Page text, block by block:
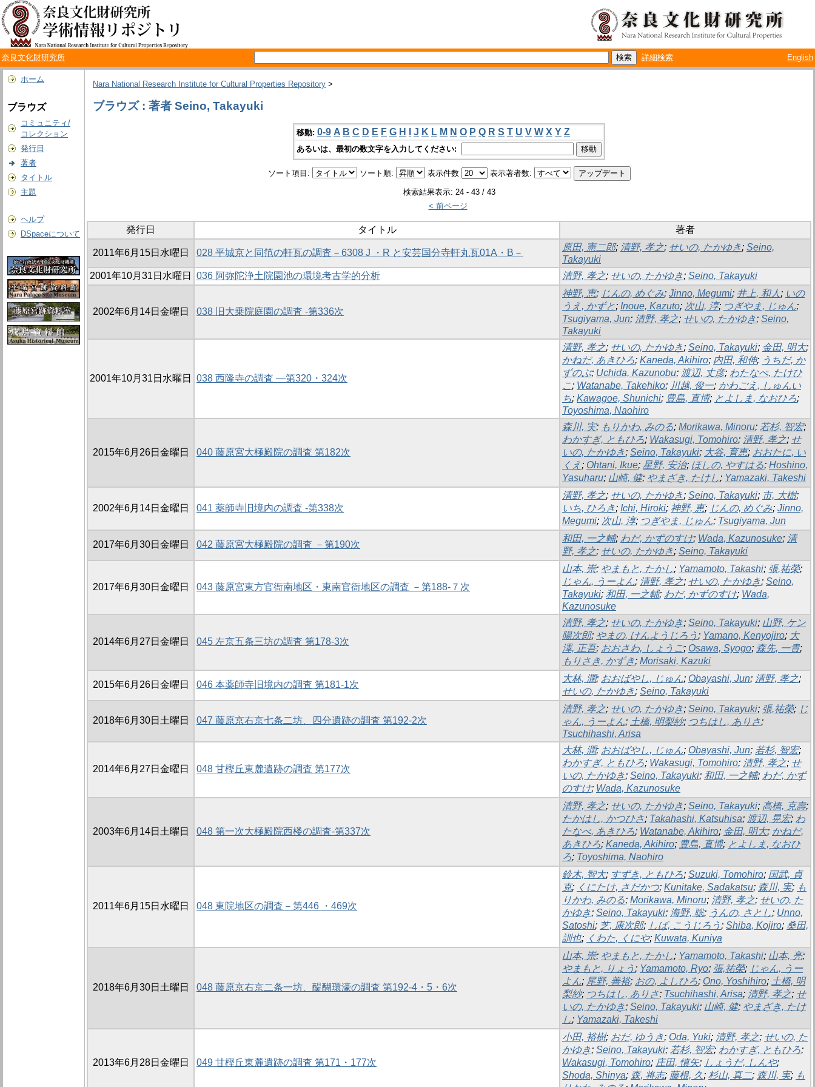
奈良文化財研究所 詳細検索 English
ホーム
ブラウズ
コミュニティ/
コレクション
発行日
著者
タイトル
主題
ヘルプ
DSpaceについて
Nara National Research Institute for Cultural Properties Repository >
ブラウズ : 著者 Seino, Takayuki
移動: 0-9 A B C D E F G H J K L M N O P Q R S T U V W X Y Z
あるいは、最初の数文字を入力してください:
ソート項目: ソート順: 表示件数 表示著者数:
検索結果表示: 24 - 43 / 43
< 前ページ
発行日 タイトル 著者
2011年6月15日水曜日 028 平城京と同笵の軒瓦の調査－6308 J ・R と安芸国分寺軒丸瓦01A・B－
原田, 憲二郎; 清野, 孝之; せいの, たかゆき; Seino,
Takayuki
2001年10月31日水曜日
036 阿弥陀浄土院園池の環境考古学的分析 清野, 孝之; せいの, たかゆき; Seino, Takayuki
2002年6月14日金曜日 038 旧大乗院庭園の調査 -第336次
神野, 恵; じんの, めぐみ; Jinno, Megumi; 井上, 和人 ; いの
うえ, かずと; Inoue, Kazuto; 次山, 淳; つぎやま, じゅん;
Tsugiyama, Jun; 清野, 孝之; せいの, たかゆき; Seino,
Takayuki
2001年10月31日水曜日 038 西隆寺の調査 ―第320・324次
清野, 孝之; せいの, たかゆき; Seino, Takayuki; 金田, 明大;
かねだ, あきひろ; Kaneda, Akihiro; 内田, 和伸; うちだ, か
ずのぶ; Uchida, Kazunobu; 渡辺, 丈彦; わたなべ, たけひ
こ; Watanabe, Takehiko; 川越, 俊一; かわごえ, しゅんい
ち; Kawagoe, Shunichi; 豊島, 直博; とよしま, なおひろ;
Toyoshima, Naohiro
2015年6月26日金曜日 040 藤原宮大極殿院の調査 第182次
森川, 実; もりかわ, みのる; Morikawa, Minoru; 若杉, 智宏;
わかすぎ, ともひろ; Wakasugi, Tomohiro; 清野, 孝之; せ
いの, たかゆき; Seino, Takayuki; 大谷, 育恵; おおたに, い
くえ; Ohtani, Ikue; 星野, 安治; ほしの, やすはる; Hoshino,
Yasuharu; 山崎, 健; やまざき, たけし; Yamazaki, Takeshi
2002年6月14日金曜日 041 薬師寺旧境内の調査 -第338次
清野, 孝之; せいの, たかゆき; Seino, Takayuki; 市, 大樹;
いち, ひろき; Ichi, Hiroki; 神野, 恵; じんの, めぐみ; Jinno,
Megumi; 次山, 淳; つぎやま, じゅん; Tsugiyama, Jun
2017年6月30日金曜日 042 藤原宮大極殿院の調査 －第190次
和田, 一之輔; わだ, かずのすけ; Wada, Kazunosuke; 清
野, 孝之; せいの, たかゆき; Seino, Takayuki
2017年6月30日金曜日 043 藤原宮東方官衙南地区・東南官衙地区の調査 －第188-７次
山本, 崇; やまもと, たかし; Yamamoto, Takashi; 張,祐榮;
じゃん, うーよん; 清野, 孝之; せいの, たかゆき; Seino,
Takayuki; 和田, 一之輔; わだ, かずのすけ; Wada,
Kazunosuke
2014年6月27日金曜日 045 左京五条三坊の調査 第178-3次
清野, 孝之; せいの, たかゆき; Seino, Takayuki; 山野, ケン
陽次郎; やまの, けんようじろう ; Yamano, Kenyojiro; 大
澤, 正吾; おおさわ, しょうご; Osawa, Syogo; 森先, 一貴;
もりさき, かずき; Morisaki, Kazuki
2015年6月26日金曜日 046 本薬師寺旧境内の調査 第181-1次
大林, 潤; おおばやし, じゅん; Obayashi, Jun; 清野, 孝之;
せいの, たかゆき; Seino, Takayuki
2018年6月30日土曜日 047 藤原京右京七条二坊、四分遺跡の調査 第192-2次
清野, 孝之; せいの, たかゆき; Seino, Takayuki; 張,祐榮; じ
ゃん, うーよん; 土橋, 明梨紗; つちはし, ありさ;
Tsuchihashi, Arisa
2014年6月27日金曜日 048 甘樫丘東麓遺跡の調査 第177次
大林, 潤; おおばやし, じゅん; Obayashi, Jun; 若杉, 智宏;
わかすぎ, ともひろ; Wakasugi, Tomohiro; 清野, 孝之; せ
いの, たかゆき; Seino, Takayuki; 和田, 一之輔; わだ, かず
のすけ; Wada, Kazunosuke
2003年6月14日土曜日 048 第一次大極殿院西楼の調査-第337次
清野, 孝之; せいの, たかゆき; Seino, Takayuki; 高橋, 克壽;
たかはし, かつひさ; Takahashi, Katsuhisa; 渡辺, 晃宏; わ
たなべ, あきひろ; Watanabe, Akihiro; 金田, 明大; かねだ,
あきひろ; Kaneda, Akihiro; 豊島, 直博; とよしま, なおひ
ろ; Toyoshima, Naohiro
2011年6月15日水曜日 048 東院地区の調査－第446 ・469次
鈴木, 智大; すずき, ともひろ; Suzuki, Tomohiro; 国武, 貞
克; くにたけ, さだかつ; Kunitake, Sadakatsu; 森川, 実; も
りかわ, みのる; Morikawa, Minoru; 清野, 孝之; せいの, た
かゆき; Seino, Takayuki; 海野, 聡; うんの, さとし; Unno,
Satoshi; 芝, 康次郎; しば, こうじろう ; Shiba, Kojiro; 桑田,
訓也; くわた, くにや; Kuwata, Kuniya
2018年6月30日土曜日 048 藤原京右京二条一坊、醍醐環濠の調査 第192-4・5・6次
山本, 崇; やまもと, たかし; Yamamoto, Takashi; 山本, 亮;
やまもと, りょう ; Yamamoto, Ryo; 張,祐榮; じゃん, うー
よん; 尾野, 善裕; おの, よしひろ; Ono, Yoshihiro; 土橋, 明
梨紗; つちはし, ありさ; Tsuchihashi, Arisa; 清野, 孝之; せ
いの, たかゆき; Seino, Takayuki; 山崎, 健; やまざき, たけ
し; Yamazaki, Takeshi
2013年6月28日金曜日 049 甘樫丘東麓遺跡の調査 第171・177次
小田, 裕樹; おだ, ゆうき; Oda, Yuki; 清野, 孝之; せいの, た
かゆき; Seino, Takayuki; 若杉, 智宏; わかすぎ, ともひろ;
Wakasugi, Tomohiro; 庄田, 慎矢; しょうだ, しんや;
Shoda, Shinya; 森, 将志; 藤根, 久; 杉山, 真二; 森川, 実; も